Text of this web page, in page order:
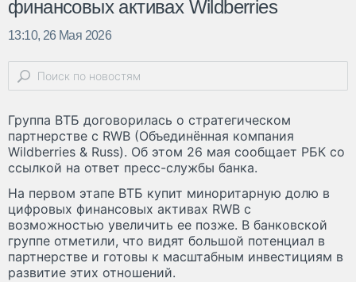
финансовых активах Wildberries
13:10, 26 Мая 2026
Группа ВТБ договорилась о стратегическом
партнерстве с RWB (Объединённая компания
Wildberries & Russ). Об этом 26 мая сообщает РБК со
ссылкой на ответ пресс-службы банка.
На первом этапе ВТБ купит миноритарную долю в
цифровых финансовых активах RWB с
возможностью увеличить ее позже. В банковской
группе отметили, что видят большой потенциал в
партнерстве и готовы к масштабным инвестициям в
развитие этих отношений.